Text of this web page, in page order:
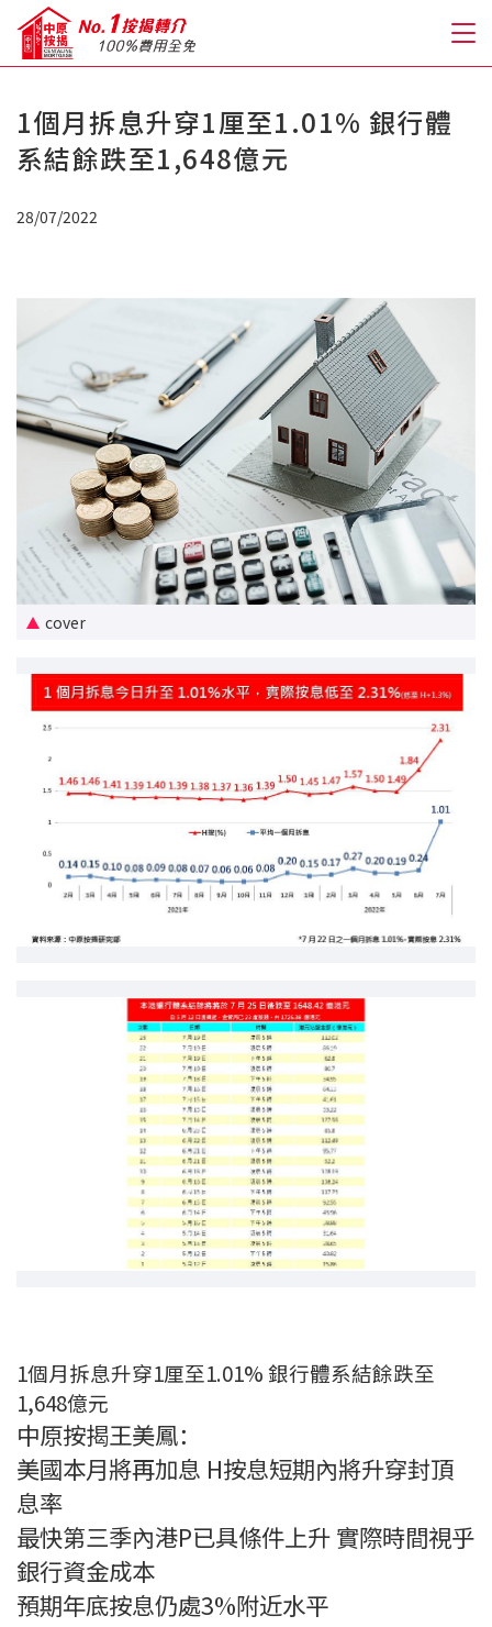
關於我們
免費房貸轉介服務
免費開戶轉介服務
私人貸款
優惠禮遇
新盤優越按揭優惠
中原按揭標籤優惠
推薦齊齊友賞
按揭工具
按揭計算
轉按計算
供款年期計算
統計數據庫
按揭快趣智識
按揭智庫
樓按專欄
按揭百科
1個月拆息升穿1厘至1.01% 銀行體
系結餘跌至1,648億元
28/07/2022
cover
1個月拆息升穿1厘至1.01% 銀行體系結餘跌至
1,648億元
中原按揭王美鳳：
美國本月將再加息 H按息短期內將升穿封頂
息率
最快第三季內港P已具條件上升 實際時間視乎
銀行資金成本
預期年底按息仍處3%附近水平